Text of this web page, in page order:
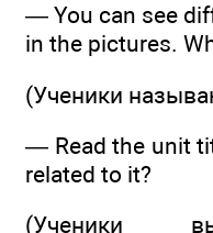
— You can see
in the pictures.
(Ученики
— Read the unit
related to it?
(Ученики